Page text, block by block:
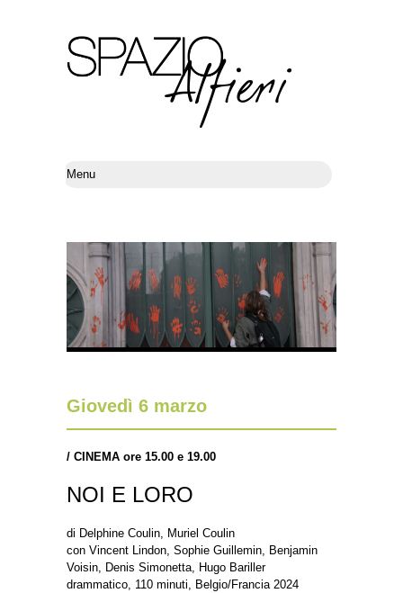
Giovedì 6 marzo
/ CINEMA ore 15.00 e 19.00
NOI E LORO
di Delphine Coulin, Muriel Coulin
con Vincent Lindon, Sophie Guillemin, Benjamin
Voisin, Denis Simonetta, Hugo Bariller
drammatico, 110 minuti, Belgio/Francia 2024